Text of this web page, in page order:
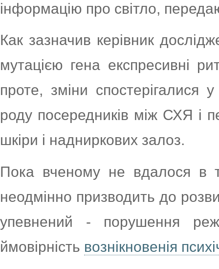
інформацію про світло,
Как зазначив керівник
мутацією гена експресивні
проте, зміни спостерігалися
роду посередників між СХЯ і
шкіри і надниркових залоз.
Пока вченому не вдалося в
неодмінно призводить до
упевнений - порушення
ймовірність вознікновенія